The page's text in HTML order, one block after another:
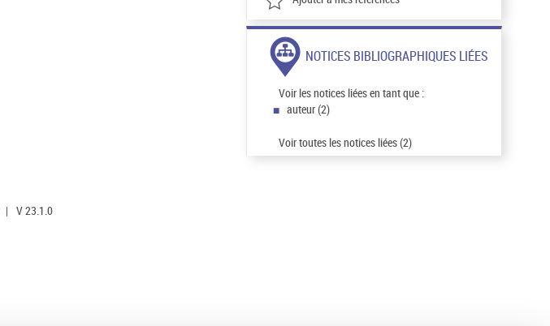
NOTICES BIBLIOGRAPHIQUES LIÉES
Voir les notices liées en tant que :
auteur (2)
Voir toutes les notices liées (2)
| V 23.1.0